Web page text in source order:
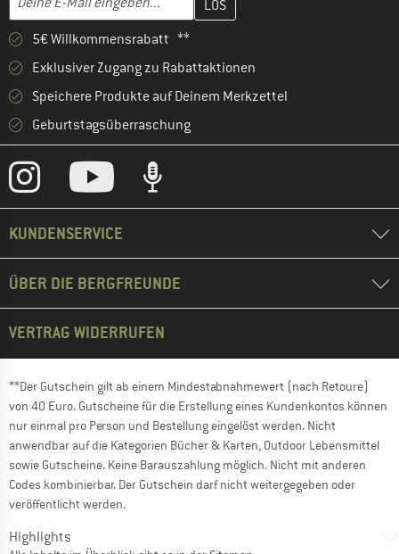
5€ Willkommensrabatt **
Exklusiver Zugang zu Rabattaktionen
Speichere Produkte auf Deinem Merkzettel
Geburtstagsüberraschung
KUNDENSERVICE
ÜBER DIE BERGFREUNDE
VERTRAG WIDERRUFEN
**Der Gutschein gilt ab einem Mindestabnahmewert (nach Retoure)
von 40 Euro. Gutscheine für die Erstellung eines Kundenkontos können
nur einmal pro Person und Bestellung eingelöst werden. Nicht
anwendbar auf die Kategorien Bücher & Karten, Outdoor Lebensmittel
sowie Gutscheine. Keine Barauszahlung möglich. Nicht mit anderen
Codes kombinierbar. Der Gutschein darf nicht weitergegeben oder
veröffentlicht werden.
Highlights